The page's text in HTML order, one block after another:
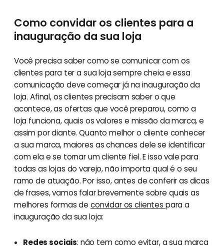
Como convidar os clientes para a
inauguração da sua loja
Você precisa saber como se comunicar com os
clientes para ter a sua loja sempre cheia e essa
comunicação deve começar já na inauguração da
loja. Afinal, os clientes precisam saber o que
acontece, as ofertas que você preparou, como a
loja funciona, quais os valores e missão da marca, e
assim por diante. Quanto melhor o cliente conhecer
a sua marca, maiores as chances dele se identificar
com ela e se tornar um cliente fiel. E isso vale para
todas as lojas do varejo, não importa qual é o seu
ramo de atuação. Por isso, antes de conferir as dicas
de frases, vamos falar brevemente sobre quais as
melhores formas de convidar os clientes para a
inauguração da sua loja:
Redes sociais: não tem como evitar, a sua marca